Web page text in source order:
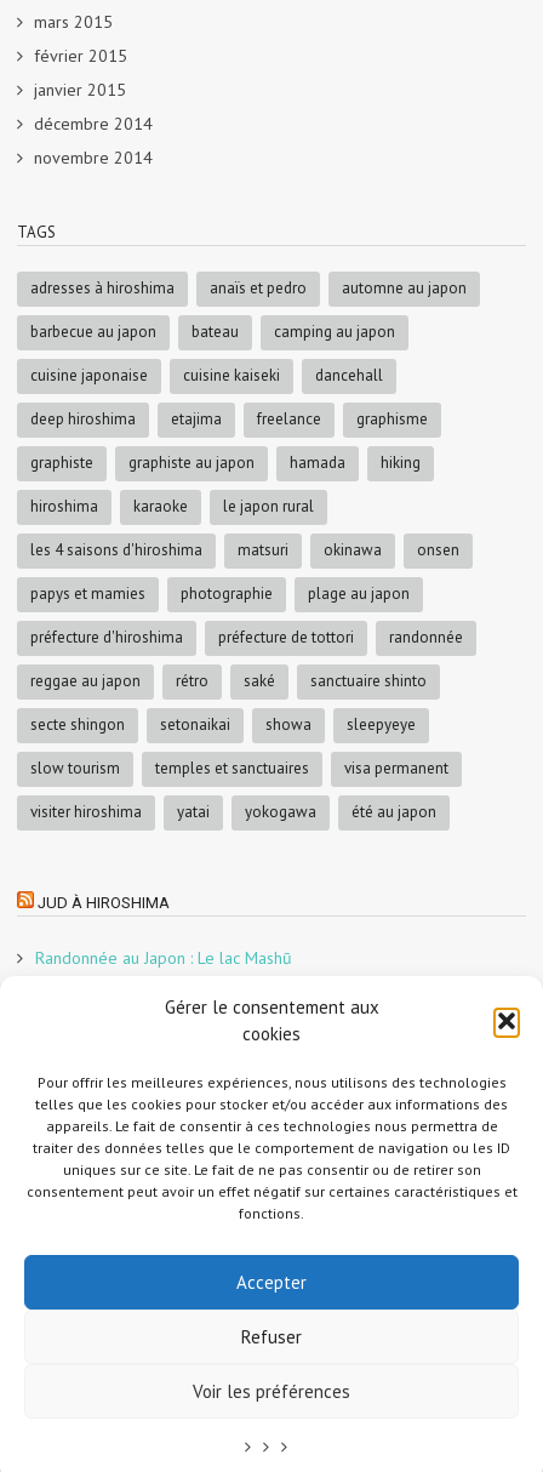
Gérer le consentement aux
cookies
Pour offrir les meilleures expériences, nous utilisons des technologies
telles que les cookies pour stocker et/ou accéder aux informations des
appareils. Le fait de consentir à ces technologies nous permettra de
traiter des données telles que le comportement de navigation ou les ID
uniques sur ce site. Le fait de ne pas consentir ou de retirer son
consentement peut avoir un effet négatif sur certaines caractéristiques et
fonctions.
Accepter
Refuser
Voir les préférences
mars 2015
février 2015
janvier 2015
décembre 2014
novembre 2014
TAGS
adresses à hiroshima anaïs et pedro automne au japon
barbecue au japon bateau camping au japon
cuisine japonaise cuisine kaiseki dancehall
deep hiroshima etajima freelance graphisme
graphiste graphiste au japon hamada hiking
hiroshima karaoke le japon rural
les 4 saisons d'hiroshima matsuri okinawa onsen
papys et mamies photographie plage au japon
préfecture d'hiroshima préfecture de tottori randonnée
reggae au japon rétro saké sanctuaire shinto
secte shingon setonaikai showa sleepyeye
slow tourism temples et sanctuaires visa permanent
visiter hiroshima yatai yokogawa été au japon
JUD À HIROSHIMA
Randonnée au Japon : Le lac Mashū
En direct sur Adobe France !
Un café et des cabanes dans la forêt
Slow Tourism à Tomo-no-Ura
Slow tourism à Onomichi
Randonnée au Japon : Le Mont Daisen
Randonnée au Japon : Le Mont Misen
contacter et mettre un lien vers mon site si vous utilisez une photo. Si vous